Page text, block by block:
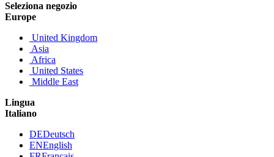
Seleziona negozio
Europe
United Kingdom
Asia
Africa
United States
Middle East
Lingua
Italiano
DEDeutsch
ENEnglish